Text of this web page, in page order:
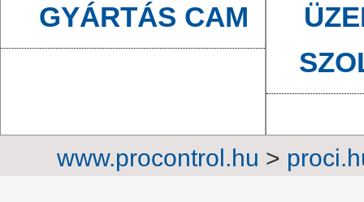
GYÁRTÁS CAM
www.procontrol.hu >